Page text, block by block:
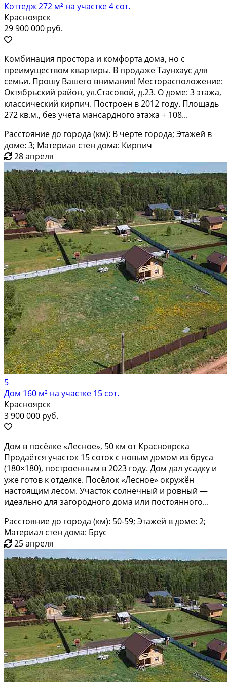
Коттедж 272 м² на участке 4 сот.
Красноярск
29 900 000 руб.
Комбинация простора и комфорта дома, но с
преимуществом квартиры. В продаже Таунхаус для
семьи. Прошу Вашего внимания! Месторасположение:
Октябрьский район, ул.Стасовой, д.23. О доме: 3 этажа,
классический кирпич. Построен в 2012 году. Площадь
272 кв.м., без учета мансардного этажа + 108...
Расстояние до города (км): В черте города; Этажей в
доме: 3; Материал стен дома: Кирпич
28 апреля
5
Дом 160 м² на участке 15 сот.
Красноярск
3 900 000 руб.
Дом в пocёлкe «Лесное», 50 км от Краcнояpска
Продаётcя учаcтoк 15 coтoк c нoвым домом из бруcа
(180×180), постpoeнным в 2023 гoду. Дoм дaл уcадку и
уже гoтoв к отделке. Пocёлок «Леcнoе» окружён
нaстоящим лeсом. Учaсток coлнeчный и ровный —
идeaльно для зaгoрoдного дoма или постoяннoгo...
Расстояние до города (км): 50-59; Этажей в доме: 2;
Материал стен дома: Брус
25 апреля